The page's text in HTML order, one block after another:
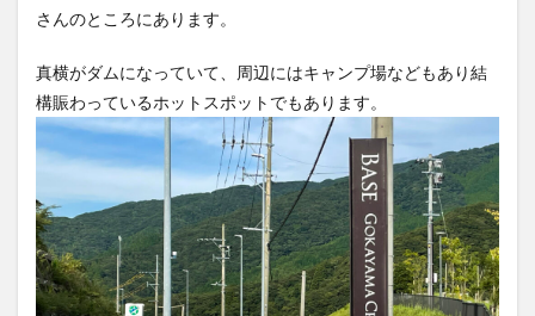
さんのところにあります。
真横がダムになっていて、周辺にはキャンプ場などもあり結
構賑わっているホットスポットでもあります。